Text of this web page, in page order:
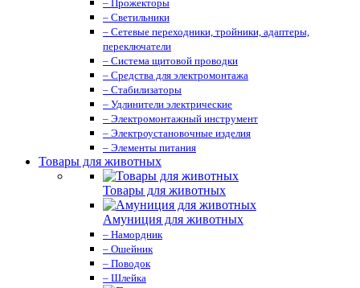
– Прожекторы
– Светильники
– Сетевые переходники, тройники, адаптеры,
переключатели
– Система щитовой проводки
– Средства для электромонтажа
– Стабилизаторы
– Удлинители электрические
– Электромонтажный инструмент
– Электроустановочные изделия
– Элементы питания
Товары для животных
Товары для животных
Амуниция для животных
– Намордник
– Ошейник
– Поводок
– Шлейка